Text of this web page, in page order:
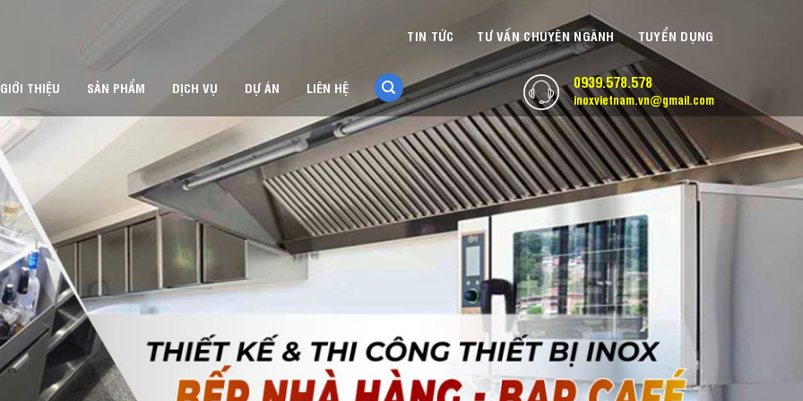
GIỚI THIỆU SẢN PHẨM DỊCH VỤ DỰ ÁN LIÊN HỆ 0939.578.578
inoxvietnam.vn@gmail.com
TIN TỨC TƯ VẤN CHUYÊN NGÀNH TUYỂN DỤNG